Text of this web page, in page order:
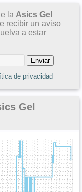
la Asics Gel
recibir un aviso
a estar
de privacidad
Gel